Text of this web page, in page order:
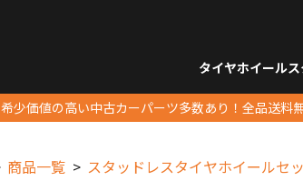
タイヤホイール
少価値の高い中古カーパーツ多数あり！全品送料
商品一覧 スタッドレスタイヤホイールセ